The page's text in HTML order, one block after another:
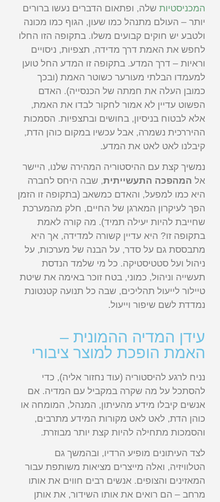
המכניסטיות שלה, ופתאום הדברים נעשו ברורים
יותר – העולם מתנהל כמו שעון, הגוף כמו מכונה
ולטבע יש חוקים קבועים משלו. בתקופה הזו החלו
לחפש את האמת דרך מדידה, תצפיות, ניסויים
וראיות – דרך המדע. בתקופה זו המדע החל טוען
למעמדו הבלתי מעורער כשוטר האמת (ובכך
כמובן העלה את חמתה של הכנסייה). האדם
הפשוט עדיין לא אמור לחקור לבדו את האמת,
אלא לבטוח בניסיון, בחושים ובתצפיות. הסמכות
ההיררכית נשמרה, אבל עכשיו במקום כוהן הדת,
קיבלנו לאט לאט את המדע.
נמשיך קצת עם ההיסטוריה המהירה שלנו, היישר
אל המהפכה התעשייתית, שבה היחס לחברה
היא כמו למפעל, והאדם כמשאב (בתקופה זו הזמן
הפך לעיקרון המארגן של החיים, חלק מהמערכת
שחייבת להיות יעילה תמיד). מה קורה לאמת
בתקופה זו? היא עדיין קשורה למדידה, אך היא
מתבססת גם על סדר, על הבנה של מערכות, על
ניהול ועל סטטיסטיקה. כל מי שלמד הנדסת
תעשייה וניהול, כמוני, בטח זוכר באימה את שיטת
טיילור לייעול תהליכים, שבה כל תנועה קטנטונת
נמדדת לשם שיפור וייעול.
עידן המדיה ההמונית –
האמת הופכת למוצר ציבורי
נניח לרגע להיסטוריה (עוד נחזור אליה), כדי
להסתכל על מה שקרה במקביל עם המדיה. אם
אנשים קיבלו מידע מהעיתון, המנהל, המומחה או
כוהן הדת, לאט לאט מקורות המידע מתרבים,
והסמכות מתחילה להיות קצת יותר מבוזרת.
לצד העיתונים מופיע הרדיו, ובהמשך גם
הטלוויזיה, ואלה מייצרים מציאות משותפת עבור
המאזינים והצופים. אנשים רבים חווים את אותו
מרחב – הם רואים את אותו השידור, את אותן